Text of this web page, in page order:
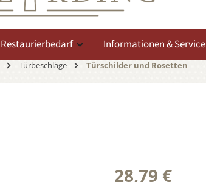
Restaurierbedarf Informationen & Service
Türbeschläge Türschilder und Rosetten
28,79 €